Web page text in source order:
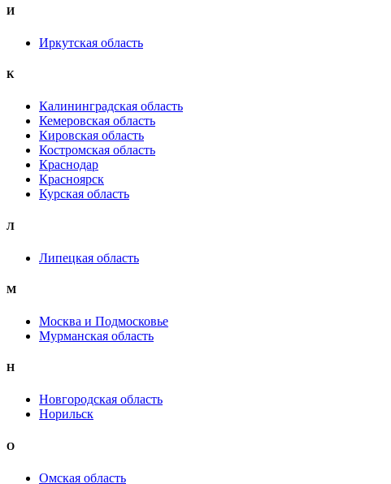
И
Иркутская область
К
Калининградская область
Кемеровская область
Кировская область
Костромская область
Краснодар
Красноярск
Курская область
Л
Липецкая область
М
Москва и Подмосковье
Мурманская область
Н
Новгородская область
Норильск
О
Омская область